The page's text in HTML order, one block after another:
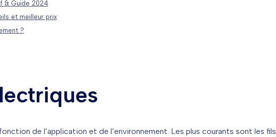
& Guide 2024
et meilleur prix
?
de l’application et de l’environnement. Les plus courants sont les fils